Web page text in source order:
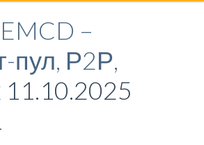
Остальное
EMCD –
пул, Р2Р,
11.10.2025